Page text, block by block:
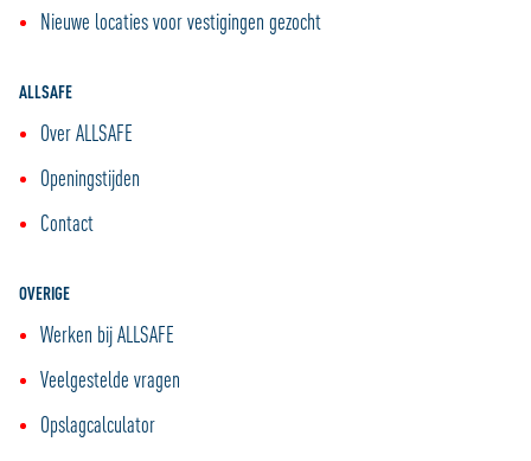
Nieuwe locaties voor vestigingen gezocht
ALLSAFE
Over ALLSAFE
Openingstijden
Contact
OVERIGE
Werken bij ALLSAFE
Veelgestelde vragen
Opslagcalculator